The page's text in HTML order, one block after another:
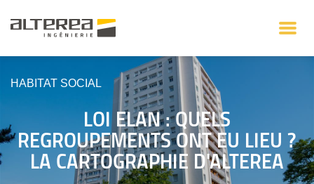
HABITAT SOCIAL
LOI ELAN : QUELS
REGROUPEMENTS ONT EU LIEU ?
LA CARTOGRAPHIE D'ALTEREA